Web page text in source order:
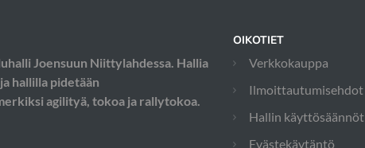
Joensuun Niittylahdessa. Hallia
hallilla pidetään
agilityä, tokoa ja rallytokoa.
OIKOTIET
Verkkokauppa
Ilmoittautumisehdot
Hallin käyttösäännöt
Evästekäytäntö